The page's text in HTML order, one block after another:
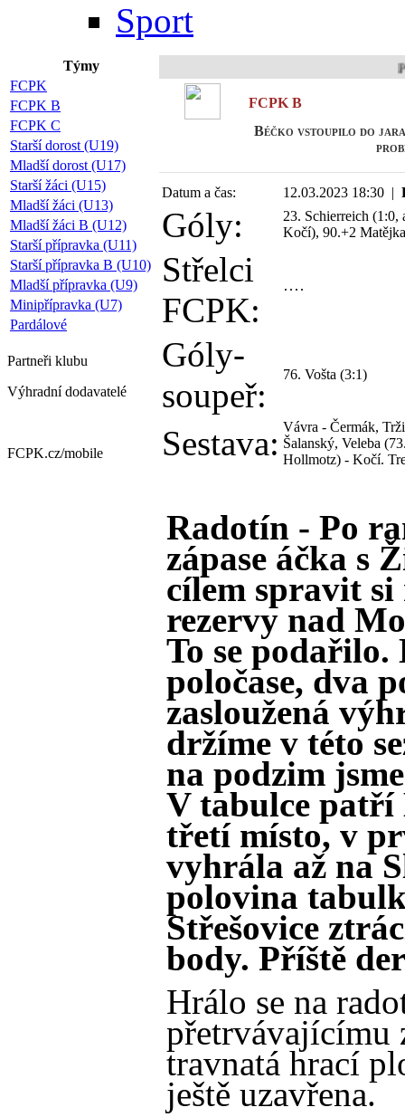
Sport
Týmy
FCPK
FCPK B
FCPK C
Starší dorost (U19)
Mladší dorost (U17)
Starší žáci (U15)
Mladší žáci (U13)
Mladší žáci B (U12)
Starší přípravka (U11)
Starší přípravka B (U10)
Mladší přípravka (U9)
Minipřípravka (U7)
Pardálové
Partneři klubu
Výhradní dodavatelé
FCPK.cz/mobile
FCPK B
Béčko vstoupilo do jara
Datum a čas: 12.03.2023 18:30 |
Góly:
23. Schierreich (1:0,
Kočí), 90.+2
Střelci
FCPK:
Góly-
soupeř:
76. Vošta (3:1)
Sestava: Vávra - Čermák,
Šalanský, Veleba
Hollmotz) - Kočí.
Radotín - Po
zápase áčka s
cílem spravit
rezervy nad
To se
poločase, dva
zasloužená
držíme v této
na podzim
V tabulce patří
třetí místo, v
vyhrála až na
polovina
Střešovice
body. Příště
Hrálo se na
přetrvávajícímu
travnatá hrací
ještě uzavřena.